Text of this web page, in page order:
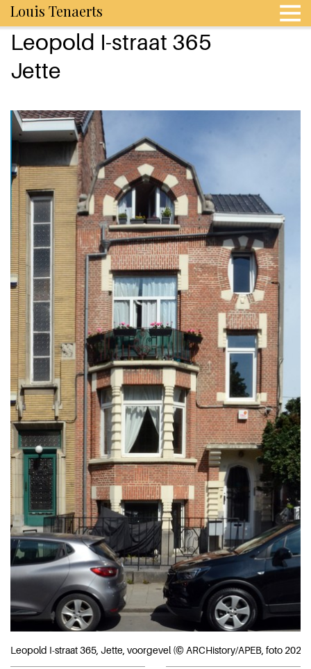
Louis Tenaerts
Leopold I-straat 365
Jette
Leopold I-straat 365, Jette, voorgevel (© ARCHistory/APEB, foto 2020)